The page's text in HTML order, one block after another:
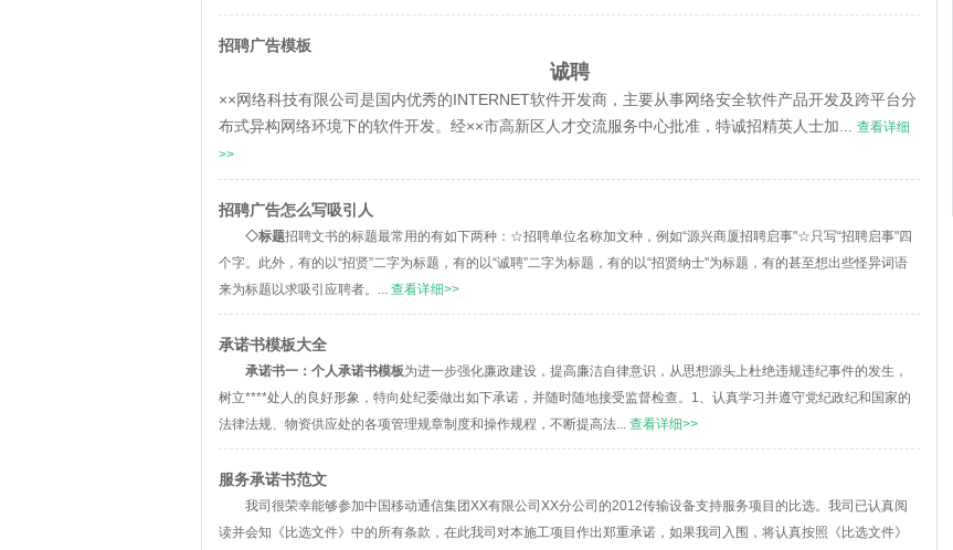
招聘广告模板
诚聘
××网络科技有限公司是国内优秀的INTERNET软件开发商，主要从事网络安全软件产品开发及跨平台分
布式异构网络环境下的软件开发。经××市高新区人才交流服务中心批准，特诚招精英人士加... 查看详细
>>
招聘广告怎么写吸引人
◇标题招聘文书的标题最常用的有如下两种：☆招聘单位名称加文种，例如“源兴商厦招聘启事"☆只写“招聘启事"四
个字。此外，有的以“招贤”二字为标题，有的以“诚聘”二字为标题，有的以“招贤纳士"为标题，有的甚至想出些怪异词语
来为标题以求吸引应聘者。... 查看详细>>
承诺书模板大全
承诺书一：个人承诺书模板为进一步强化廉政建设，提高廉洁自律意识，从思想源头上杜绝违规违纪事件的发生，
树立****处人的良好形象，特向处纪委做出如下承诺，并随时随地接受监督检查。1、认真学习并遵守党纪政纪和国家的
法律法规、物资供应处的各项管理规章制度和操作规程，不断提高法... 查看详细>>
服务承诺书范文
我司很荣幸能够参加中国移动通信集团XX有限公司XX分公司的2012传输设备支持服务项目的比选。我司已认真阅
读并会知《比选文件》中的所有条款，在此我司对本施工项目作出郑重承诺，如果我司入围，将认真按照《比选文件》